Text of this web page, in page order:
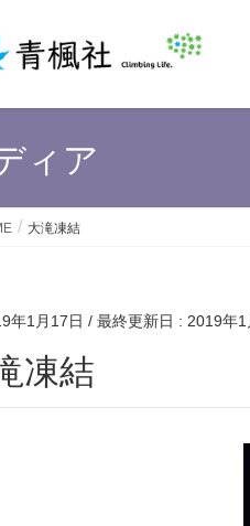
ィア
大滝凍結
年1月17日 / 最終更新日 : 2019年1
滝凍結